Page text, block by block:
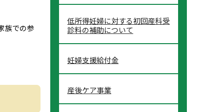
族での参
低所得妊婦に対する初回産科受
診料の補助について
妊婦支援給付金
産後ケア事業